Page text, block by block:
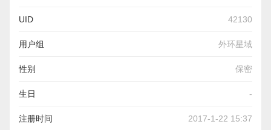
UID 42130
用户组 外环星域
性别 保密
生日 -
注册时间 2017-1-22 15:37